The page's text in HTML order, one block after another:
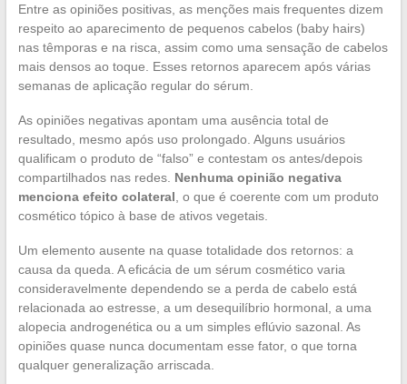
Entre as opiniões positivas, as menções mais frequentes dizem
respeito ao aparecimento de pequenos cabelos (baby hairs)
nas têmporas e na risca, assim como uma sensação de cabelos
mais densos ao toque. Esses retornos aparecem após várias
semanas de aplicação regular do sérum.
As opiniões negativas apontam uma ausência total de
resultado, mesmo após uso prolongado. Alguns usuários
qualificam o produto de “falso” e contestam os antes/depois
compartilhados nas redes. Nenhuma opinião negativa
menciona efeito colateral, o que é coerente com um produto
cosmético tópico à base de ativos vegetais.
Um elemento ausente na quase totalidade dos retornos: a
causa da queda. A eficácia de um sérum cosmético varia
consideravelmente dependendo se a perda de cabelo está
relacionada ao estresse, a um desequilíbrio hormonal, a uma
alopecia androgenética ou a um simples eflúvio sazonal. As
opiniões quase nunca documentam esse fator, o que torna
qualquer generalização arriscada.